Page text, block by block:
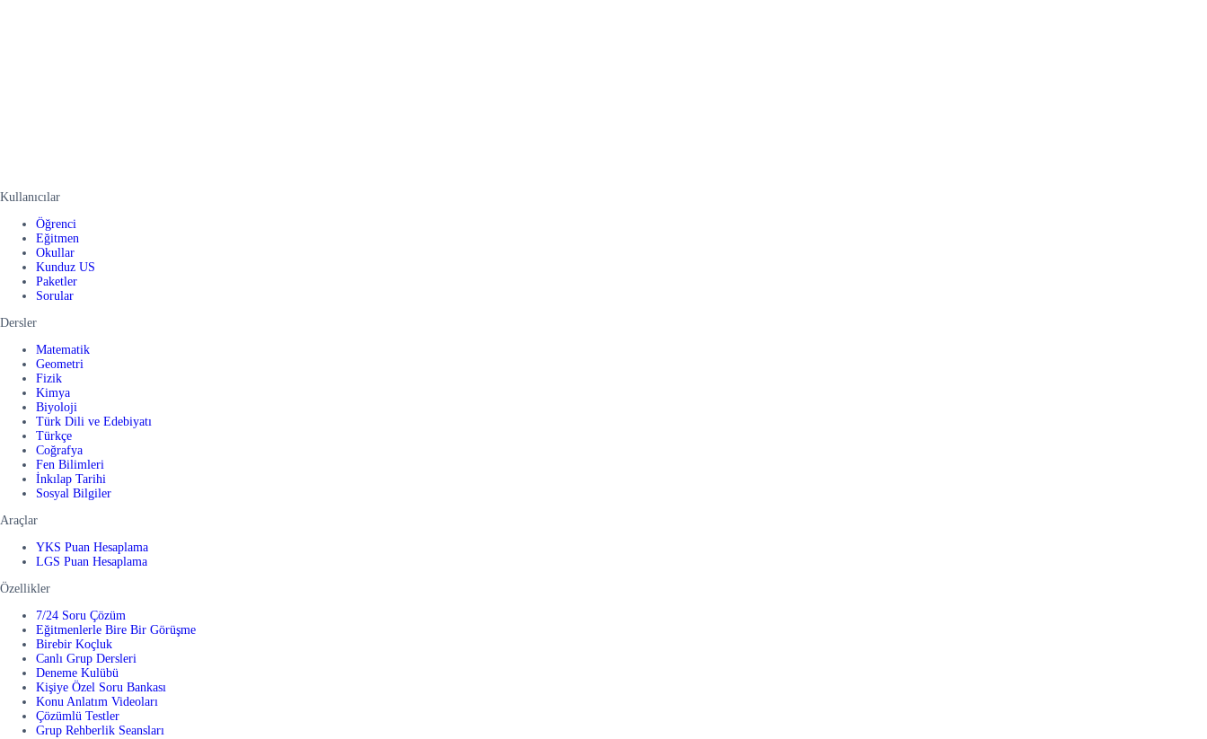
Kullanıcılar
Öğrenci
Eğitmen
Okullar
Kunduz US
Paketler
Sorular
Dersler
Matematik
Geometri
Fizik
Kimya
Biyoloji
Türk Dili ve Edebiyatı
Türkçe
Coğrafya
Fen Bilimleri
İnkılap Tarihi
Sosyal Bilgiler
Araçlar
YKS Puan Hesaplama
LGS Puan Hesaplama
Özellikler
7/24 Soru Çözüm
Eğitmenlerle Bire Bir Görüşme
Birebir Koçluk
Canlı Grup Dersleri
Deneme Kulübü
Kişiye Özel Soru Bankası
Konu Anlatım Videoları
Çözümlü Testler
Grup Rehberlik Seansları